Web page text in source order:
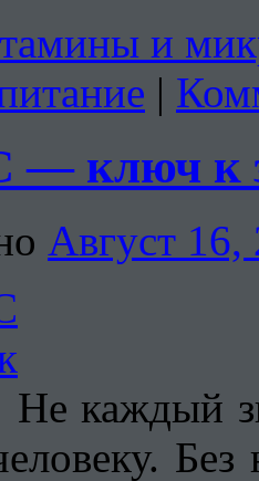
и
|
— ключ к
Август 16,
Не каждый
Без